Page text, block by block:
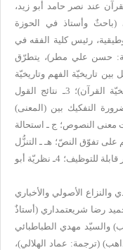
عند نصر حامد أبو زيد،
(باحثٌ وأستاذ في الحوزة
رئيس كلية الفقه في
حسن علي مطر)، يتطرّق
التالية: مقدّمة؛ 1ـ الفصل بين تاريخيّة الفهم وتاريخيّة
النصّ؛ 2ـ نظرية نصر حامد أبو زيد حول (تاريخيّة القرآن)؛ 3ـ نتائج القول
التفكيك بين (المعنى)
معنى النصوص؛ ج ـ استحالة
على تفوّق النصّ؛ هـ ـ التنزُّل
بالنصوص السماويّة إلى مجرَّد شواهد تاريخيّة غير قابلة للتوظيف؛ 4ـ نظريّة أبو
والنزاع الأصولي والأخباري
رضا شريعتمداري (أستاذٌ
والسيّد مهدي الطباطبائي
(ترجمة: عماد الهلالي)،